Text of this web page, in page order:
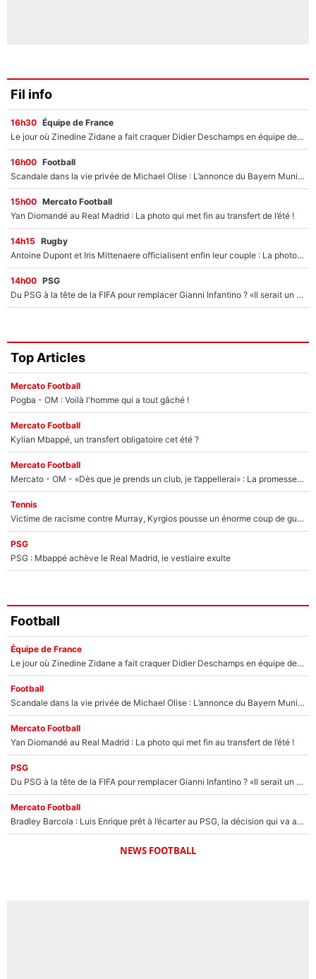
Fil info
16h30 Équipe de France
Le jour où Zinedine Zidane a fait craquer Didier Deschamps en équipe de France : «Je m’en suis voulu», l’ancien sélectionneur a regretté son geste !
16h00 Football
Scandale dans la vie privée de Michael Olise : L’annonce du Bayern Munich sur son enfant caché
15h00 Mercato Football
Yan Diomandé au Real Madrid : La photo qui met fin au transfert de l’été !
14h15 Rugby
Antoine Dupont et Iris Mittenaere officialisent enfin leur couple : La photo qui enflamme les réseaux sociaux
14h00 PSG
Du PSG à la tête de la FIFA pour remplacer Gianni Infantino ? «Il serait un mauvais président», le patron de la Liga s'attaque à Nasser Al-Khelaïfi !
Top Articles
Mercato Football
Pogba - OM : Voilà l'homme qui a tout gâché !
Mercato Football
Kylian Mbappé, un transfert obligatoire cet été ?
Mercato Football
Mercato - OM - «Dès que je prends un club, je t’appellerai» : La promesse de Marcelino au moment de claquer la porte
Tennis
Victime de racisme contre Murray, Kyrgios pousse un énorme coup de gueule !
PSG
PSG : Mbappé achève le Real Madrid, le vestiaire exulte
Football
Équipe de France
Le jour où Zinedine Zidane a fait craquer Didier Deschamps en équipe de France : «Je m’en suis voulu», l’ancien sélectionneur a regretté son geste !
Football
Scandale dans la vie privée de Michael Olise : L’annonce du Bayern Munich sur son enfant caché
Mercato Football
Yan Diomandé au Real Madrid : La photo qui met fin au transfert de l’été !
PSG
Du PSG à la tête de la FIFA pour remplacer Gianni Infantino ? «Il serait un mauvais président», le patron de la Liga s'attaque à Nasser Al-Khelaïfi !
Mercato Football
Bradley Barcola : Luis Enrique prêt à l’écarter au PSG, la décision qui va accélérer son transfert à Liverpool ?
NEWS FOOTBALL